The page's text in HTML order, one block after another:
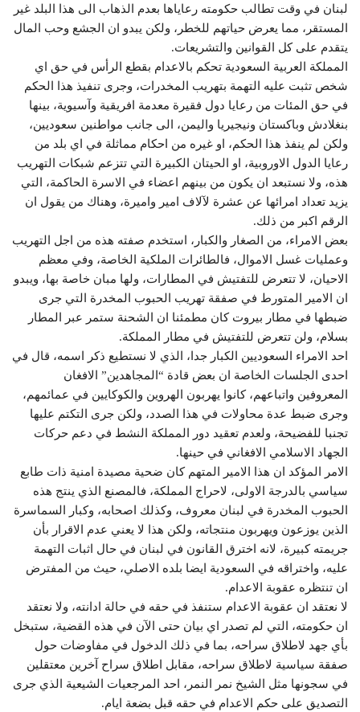
لبنان في وقت تطالب حكومته رعاياها بعدم الذهاب الى هذا البلد غير
المستقر، مما يعرض حياتهم للخطر، ولكن يبدو ان الجشع وحب المال
يتقدم على كل القوانين والتشريعات.
المملكة العربية السعودية تحكم بالاعدام بقطع الرأس في حق اي
شخص تثبت عليه التهمة بتهريب المخدرات، وجرى تنفيذ هذا الحكم
في حق المئات من رعايا دول فقيرة معدمة افريقية وآسيوية، بينها
بنغلادش وباكستان ونيجيريا واليمن، الى جانب مواطنين سعوديين،
ولكن لم ينفذ هذا الحكم، او غيره من احكام مماثلة في اي بلد من
رعايا الدول الاوروبية، او الحيتان الكبيرة التي تتزعم شبكات التهريب
هذه، ولا نستبعد ان يكون من بينهم اعضاء في الاسرة الحاكمة، التي
يزيد تعداد امرائها عن عشرة لآلاف امير واميرة، وهناك من يقول ان
الرقم اكبر من ذلك.
بعض الامراء، من الصغار والكبار، استخدم صفته هذه من اجل التهريب
وعمليات غسل الاموال، فالطائرات الملكية الخاصة، وفي معظم
الاحيان، لا تتعرض للتفتيش في المطارات، ولها مبان خاصة بها، ويبدو
ان الامير المتورط في صفقة تهريب الحبوب المخدرة التي جرى
ضبطها في مطار بيروت كان مطمئنا ان الشحنة ستمر عبر المطار
بسلام، ولن تتعرض للتفتيش في مطار المملكة.
احد الامراء السعوديين الكبار جدا، الذي لا نستطيع ذكر اسمه، قال في
احدى الجلسات الخاصة ان بعض قادة “المجاهدين” الافغان
المعروفين واتباعهم، كانوا يهربون الهروين والكوكايين في عمائمهم،
وجرى ضبط عدة محاولات في هذا الصدد، ولكن جرى التكتم عليها
تجنبا للفضيحة، ولعدم تعقيد دور المملكة النشط في دعم حركات
الجهاد الاسلامي الافغاني في حينها.
الامر المؤكد ان هذا الامير المتهم كان ضحية مصيدة امنية ذات طابع
سياسي بالدرجة الاولى، لاحراج المملكة، فالمصنع الذي ينتج هذه
الحبوب المخدرة في لبنان معروف، وكذلك اصحابه، وكبار السماسرة
الذين يوزعون ويهربون منتجاته، ولكن هذا لا يعني عدم الاقرار بأن
جريمته كبيرة، لانه اخترق القانون في لبنان في حال اثبات التهمة
عليه، واختراقه في السعودية ايضا بلده الاصلي، حيث من المفترض
ان تنتظره عقوبة الاعدام.
لا نعتقد ان عقوبة الاعدام ستنفذ في حقه في حالة ادانته، ولا نعتقد
ان حكومته، التي لم تصدر اي بيان حتى الآن في هذه القضية، ستبخل
بأي جهد لاطلاق سراحه، بما في ذلك الدخول في مفاوضات حول
صفقة سياسية لاطلاق سراحه، مقابل اطلاق سراح آخرين معتقلين
في سجونها مثل الشيخ نمر النمر، احد المرجعيات الشيعية الذي جرى
التصديق على حكم الاعدام في حقه قبل بضعة ايام.